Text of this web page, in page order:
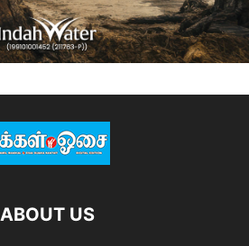
ABOUT US